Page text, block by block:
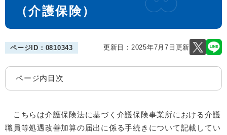
（介護保険）
ページID：0810343 更新日：2025年7月7日更新
ページ内目次
こちらは介護保険法に基づく介護保険事業所における介護
職員等処遇改善加算の届出に係る手続きについて記載してい